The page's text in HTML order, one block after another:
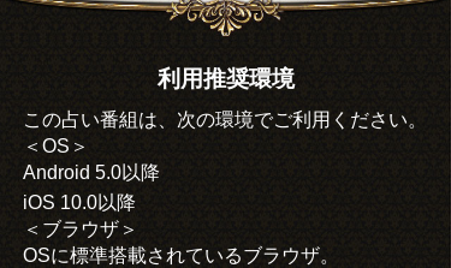
利用推奨環境
この占い番組は、次の環境でご利用ください。
＜OS＞
Android 5.0以降
iOS 10.0以降
＜ブラウザ＞
OSに標準搭載されているブラウザ。